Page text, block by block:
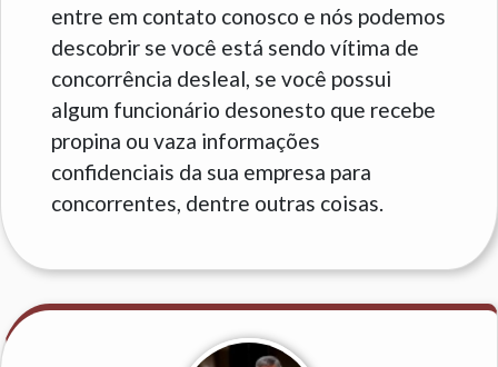
entre em contato conosco e nós podemos
descobrir se você está sendo vítima de
concorrência desleal, se você possui
algum funcionário desonesto que recebe
propina ou vaza informações
confidenciais da sua empresa para
concorrentes, dentre outras coisas.